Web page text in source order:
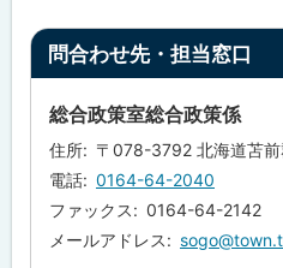
ト
問合わせ先・担当窓口
総合政策室総合政策係
住所
〒078-3792 北海道苫
電話
0164-64-2040
ファックス
0164-64-2142
メールアドレス